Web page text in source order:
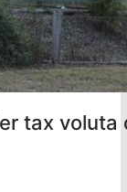
tax voluta